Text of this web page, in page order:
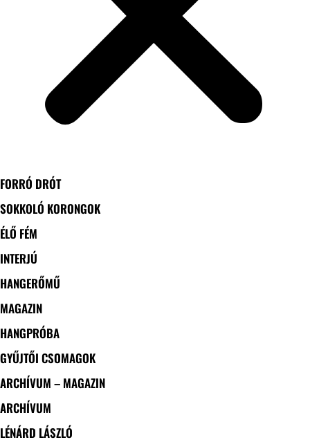
FORRÓ DRÓT
SOKKOLÓ KORONGOK
ÉLŐ FÉM
INTERJÚ
HANGERŐMŰ
MAGAZIN
HANGPRÓBA
GYŰJTŐI CSOMAGOK
ARCHÍVUM – MAGAZIN
ARCHÍVUM
LÉNÁRD LÁSZLÓ